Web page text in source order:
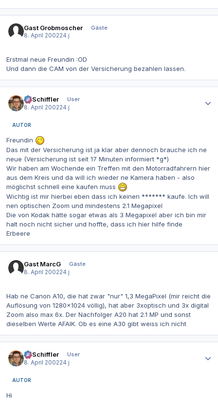
Gast Grobmoscher
Gäste
8. April 200224 j
Erstmal neue Freundin :OD
Und dann die CAM von der Versicherung bezahlen lassen.
T. Schiffler
User
8. April 200224 j
AUTOR
Freundin
Das mit der Versicherung ist ja klar aber dennoch brauche ich ne
neue (Versicherung ist seit 17 Minuten informiert *g*)
Wir haben am Wochende ein Treffen mit den Motorradfahrern hier
aus dem Kreis und da will ich wieder ne Kamera haben - also
möglichst schnell eine kaufen muss
Wichtig ist mir hierbei eben dass ich keinen ******* kaufe. Ich will
nen optischen Zoom und mindestens 2.1 Megapixel
Die von Kodak hätte sogar etwas als 3 Megapixel aber ich bin mir
halt noch nicht sicher und hoffte, dass ich hier hilfe finde
Erbeere
Gast MarcG
Gäste
8. April 200224 j
Hab ne Canon A10, die hat zwar "nur" 1,3 MegaPixel (mir reicht die
Auflösung von 1280x1024 völlig), hat aber 3xoptisch und 3x digital
Zoom also max 6x. Der Nachfolger A20 hat 2.1 MP und sonst
dieselben Werte AFAIK. Ob es eine A30 gibt weiss ich nicht
T. Schiffler
User
8. April 200224 j
AUTOR
Hi